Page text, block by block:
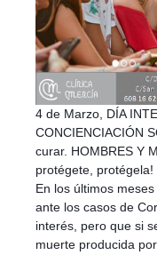
4 de Marzo, DÍA
CONCIENCIACIÓN
curar. HOMBRES Y
protégete, protégela!
En los últimos
ante los casos de
interés, pero que si
muerte producida